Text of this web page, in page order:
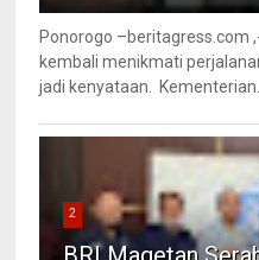
Ponorogo –beritagress.com
kembali menikmati
jadi kenyataan. Kementerian...
2